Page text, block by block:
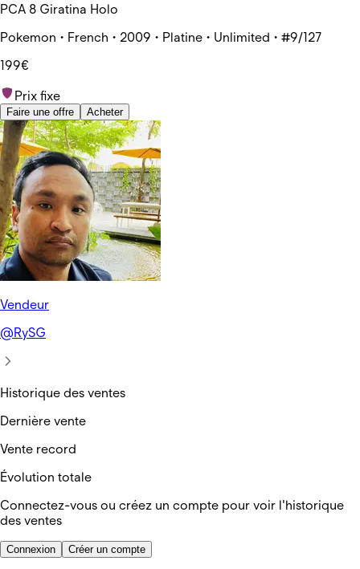
PCA 8 Giratina Holo
Pokemon • French • 2009 • Platine • Unlimited • #9/127
199€
Prix fixe
Faire une offre Acheter
Vendeur
@RySG
Historique des ventes
Dernière vente
Vente record
Évolution totale
Connectez-vous ou créez un compte pour voir l'historique
des ventes
Connexion Créer un compte